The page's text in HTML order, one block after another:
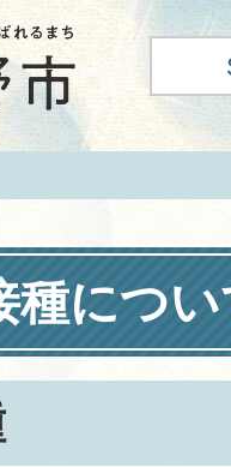
種につ